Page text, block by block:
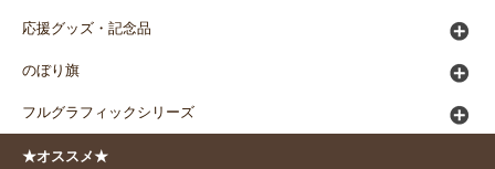
応援グッズ・記念品
のぼり旗
フルグラフィックシリーズ
★オススメ★